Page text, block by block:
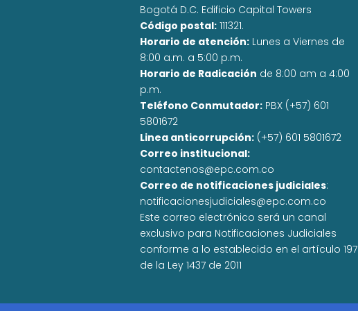
Bogotá D.C. Edificio Capital Towers
Código postal: 111321.
Horario de atención: Lunes a Viernes de
8:00 a.m. a 5:00 p.m.
Horario de Radicación de 8:00 am a 4:00
p.m.
Teléfono Conmutador: PBX (+57) 601
5801672
Linea anticorrupción: (+57) 601 5801672
Correo institucional:
contactenos@epc.com.co
Correo de notificaciones judiciales:
notificacionesjudiciales@epc.com.co
Este correo electrónico será un canal
exclusivo para Notificaciones Judiciales
conforme a lo establecido en el artículo 197
de la Ley 1437 de 2011